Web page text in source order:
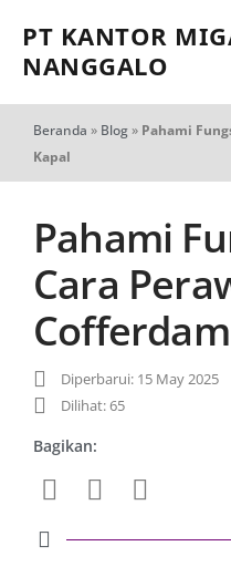
PT KANTOR
NANGGALO
Beranda » Blog» Pahami
Kapal
Pahami
Cara
Diperbarui: 15 May 2025
Dilihat: 65
Bagikan: